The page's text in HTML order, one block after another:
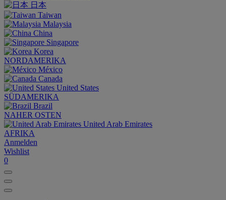
日本
Taiwan
Malaysia
China
Singapore
Korea
NORDAMERIKA
México
Canada
United States
SÜDAMERIKA
Brazil
NAHER OSTEN
United Arab Emirates
AFRIKA
Anmelden
Wishlist
0